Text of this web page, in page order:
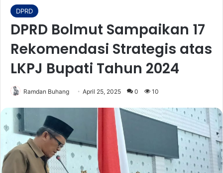
DPRD
DPRD Bolmut Sampaikan 17
Rekomendasi Strategis atas
LKPJ Bupati Tahun 2024
Ramdan Buhang April 25, 2025 0 10